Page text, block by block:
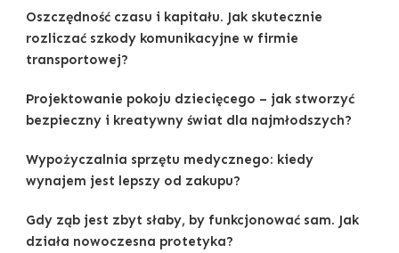
Oszczędność czasu i kapitału. Jak skutecznie
rozliczać szkody komunikacyjne w firmie
transportowej?
Projektowanie pokoju dziecięcego – jak stworzyć
bezpieczny i kreatywny świat dla najmłodszych?
Wypożyczalnia sprzętu medycznego: kiedy
wynajem jest lepszy od zakupu?
Gdy ząb jest zbyt słaby, by funkcjonować sam. Jak
działa nowoczesna protetyka?